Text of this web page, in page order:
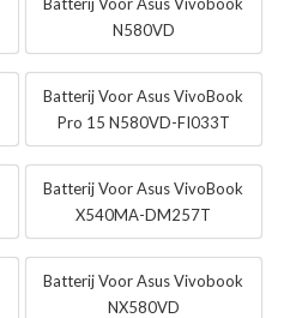
N580VD
Batterij Voor Asus VivoBook
Pro 15 N580VD-FI033T
Batterij Voor Asus VivoBook
X540MA-DM257T
Batterij Voor Asus Vivobook
NX580VD